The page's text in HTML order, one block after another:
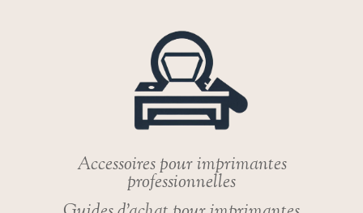
CONTRAT
PHOTOCOPIE
Accessoires pour imprimantes
professionnelles